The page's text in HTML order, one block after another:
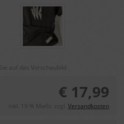
auf das Vorschaubild
€ 17,99
inkl. 19 % MwSt. zzgl. Versandkosten